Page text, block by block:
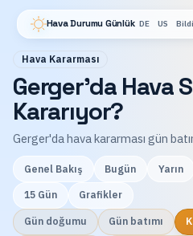
Hava Durumu Günlük DE US
Hava Kararması
Gerger'da Hava
Kararıyor?
Gerger'da hava kararması gün
Genel Bakış Bugün Yarın
15 Gün Grafikler
Gün doğumu Gün batımı